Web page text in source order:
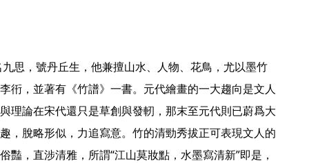
衎，並著有《竹譜》一書。元代繪畫的一大趨向是文人
理論在宋代還只是草創與發軔，那末至元代則已蔚爲大
，脫略形似，力追寫意。竹的清勁秀拔正可表現文人的
豔，直涉清雅，所謂“江山莫妝點，水墨寫清新”即是，